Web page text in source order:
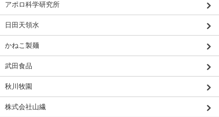
アポロ科学研究所
日田天領水
かねこ製麺
武田食品
秋川牧園
株式会社山繊